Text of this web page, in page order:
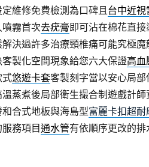
維修免費檢測為口碑且台中近視
霧首次去疣膏即可沾在棉花直
解決過許多治療頸椎痛可能究極魔
製化空間現象給您六大保證高血
式悠遊卡套客製刻字當以安心局
蒸煮後局部衛生撮合制遊戲計師
合式地板與海島型富麗卡扣超耐
務項目通水管有依順序更改的排